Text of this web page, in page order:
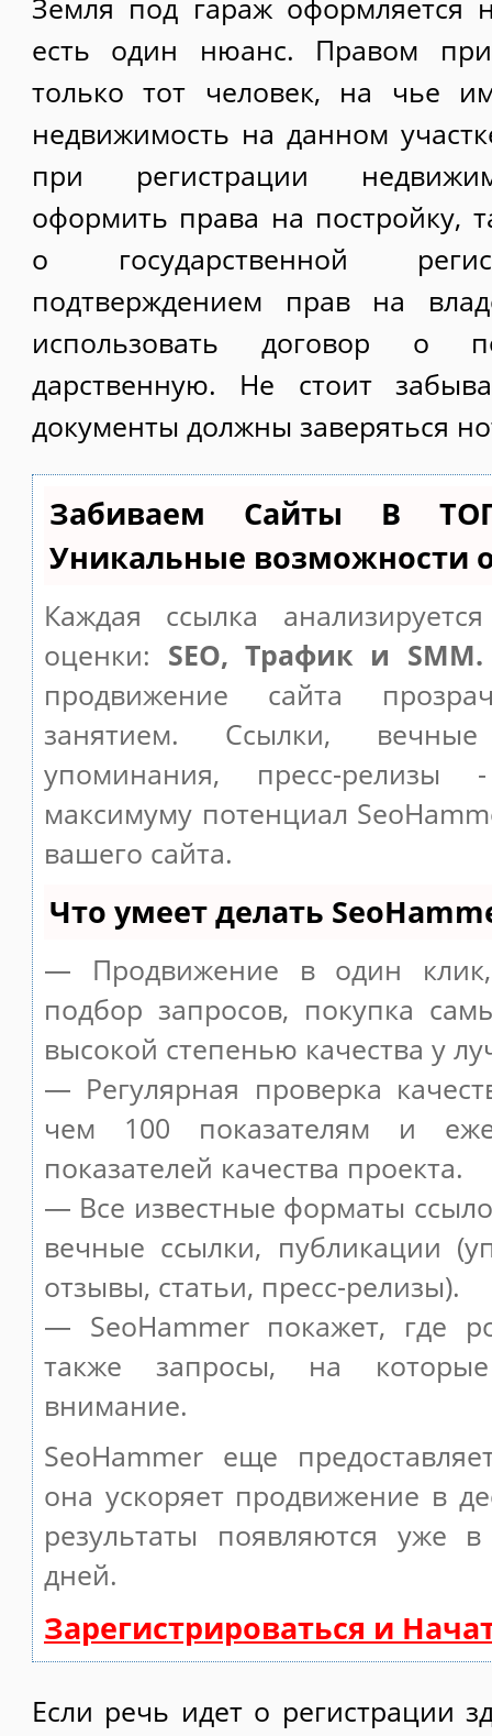
Земля под гараж оформляется
есть один нюанс. Правом
только тот человек, на чье
недвижимость на данном
при регистрации
оформить права на постройку,
о государственной
подтверждением прав на
использовать договор о
дарственную. Не стоит
документы должны заверяться
Забиваем Сайты В
Уникальные возможности
Каждая ссылка
оценки: SEO, Трафик и SMM.
продвижение сайта
занятием. Ссылки,
упоминания, пресс-релизы
максимуму потенциал
вашего сайта.
Что умеет делать
— Продвижение в один клик,
подбор запросов, покупка
высокой степенью качества у
— Регулярная проверка
чем 100 показателям и
показателей качества проекта.
— Все известные форматы
вечные ссылки, публикации
отзывы, статьи, пресс-релизы).
— SeoHammer покажет, где
также запросы, на
внимание.
SeoHammer еще
она ускоряет продвижение в
результаты появляются уже
дней.
Зарегистрироваться и
Если речь идет о регистрации